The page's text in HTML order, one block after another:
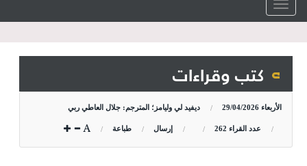
Toggle
navigation
كتب وقراءات
الأربعاء 29/04/2026 ديفيد لي وليامز؛ المترجم: جلال العاطي ربي
عدد القراء 262 إرسال طباعة